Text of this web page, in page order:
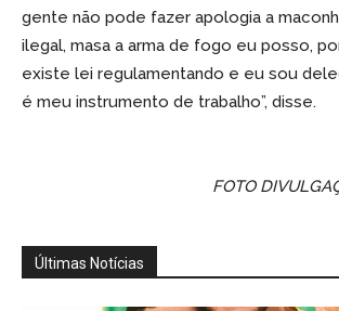
gente não pode fazer apologia a
ilegal, masa a arma de fogo eu posso,
existe lei regulamentando e eu sou
é meu instrumento de trabalho”, disse.
FOTO
Últimas Notícias